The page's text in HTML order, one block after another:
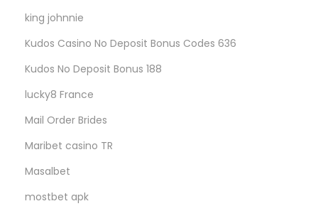
king johnnie
Kudos Casino No Deposit Bonus Codes 636
Kudos No Deposit Bonus 188
lucky8 France
Mail Order Brides
Maribet casino TR
Masalbet
mostbet apk